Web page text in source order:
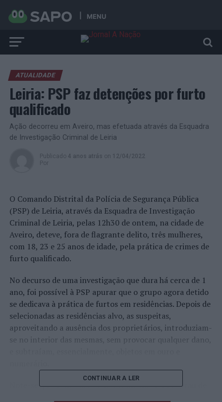
MENU
ATUALIDADE
Leiria: PSP faz detenções por furto
qualificado
Ação decorreu em Aveiro, mas efetuada através da Esquadra
de Investigação Criminal de Leiria
Publicado 4 anos atrás on 12/04/2022
Por
O Comando Distrital da Polícia de Segurança Pública
(PSP) de Leiria, através da Esquadra de Investigação
Criminal de Leiria, pelas 12h30 de ontem, na cidade de
Aveiro, deteve, fora de flagrante delito, três mulheres,
com 18, 23 e 25 anos de idade, pela prática de crimes de
furto qualificado.
No decurso de uma investigação que dura há cerca de 1
ano, foi possível à PSP apurar que o grupo agora detido
se dedicava à prática de furtos em residências. Depois de
selecionadas as residências alvo, as suspeitas,
aproveitando a ausência dos proprietários, introduziam-
se no interior das mesmas, sem provocar qualquer dano,
Note-se que as mesmas denotavam um elevado grau de
CONTINUAR A LER